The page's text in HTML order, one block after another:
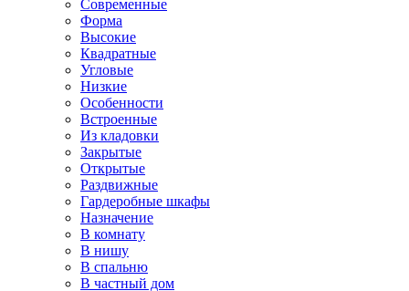
Современные
Форма
Высокие
Квадратные
Угловые
Низкие
Особенности
Встроенные
Из кладовки
Закрытые
Открытые
Раздвижные
Гардеробные шкафы
Назначение
В комнату
В нишу
В спальню
В частный дом